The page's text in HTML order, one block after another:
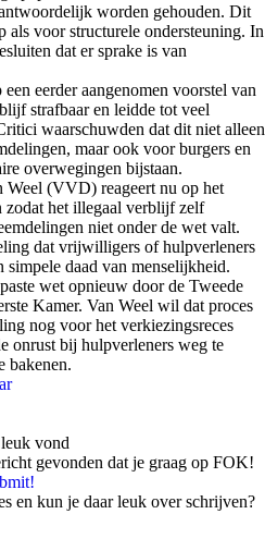
worden gehouden. Dit
voor structurele ondersteuning. In
dat er sprake is van
eerder aangenomen voorstel van
strafbaar en leidde tot veel
waarschuwden dat dit niet alleen
maar ook voor burgers en
overwegingen bijstaan.
(VVD) reageert nu op het
zodat het illegaal verblijf zelf
niet onder de wet valt.
dat vrijwilligers of hulpverleners
daad van menselijkheid.
wet opnieuw door de Tweede
Kamer. Van Weel wil dat proces
nog voor het verkiezingsreces
onrust bij hulpverleners weg te
bakenen.
vond
gevonden dat je graag op FOK!
en kun je daar leuk over schrijven?